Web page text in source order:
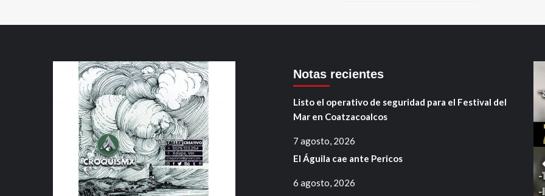
Notas recientes
Listo el operativo de seguridad para el Festival del
Mar en Coatzacoalcos
7 agosto, 2026
El Águila cae ante Pericos
6 agosto, 2026